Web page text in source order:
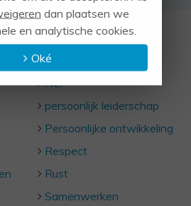
NLP
persoonlijk leiderschap
Persoonlijke ontwikkeling
Respect
Rust
Samenwerken
dan plaatsen we
en analytische cookies.
Oké